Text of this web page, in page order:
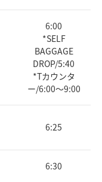
6:00
*SELF
BAGGAGE
DROP/5:40
*Tカウンタ
ー/6:00～9:00
6:25
6:30